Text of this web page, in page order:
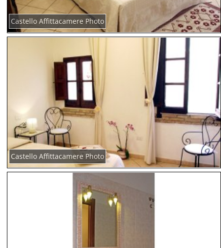
Castello Affittacamere Photo
Castello Affittacamere Photo